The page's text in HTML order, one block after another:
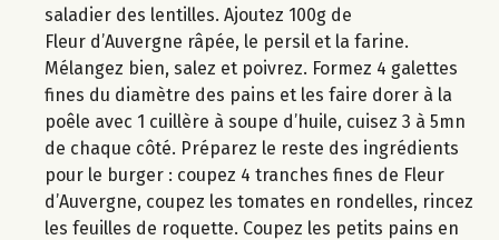
saladier des lentilles. Ajoutez 100g de
Fleur d’Auvergne râpée, le persil et la farine.
Mélangez bien, salez et poivrez. Formez 4 galettes
fines du diamètre des pains et les faire dorer à la
poêle avec 1 cuillère à soupe d’huile, cuisez 3 à 5mn
de chaque côté. Préparez le reste des ingrédients
pour le burger : coupez 4 tranches fines de Fleur
d’Auvergne, coupez les tomates en rondelles, rincez
les feuilles de roquette. Coupez les petits pains en